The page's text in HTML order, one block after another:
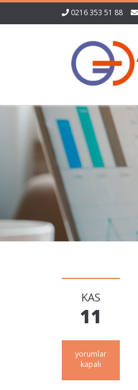
0216 353 51 88
KAS
11
Katma
Değer
yorumlar
kapalı